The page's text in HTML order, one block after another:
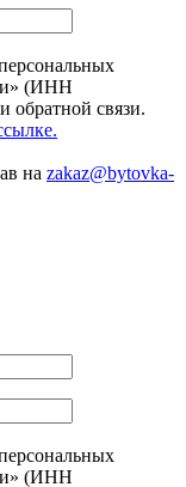
(ИНН
обратной связи.
на zakaz@bytovka-
(ИНН